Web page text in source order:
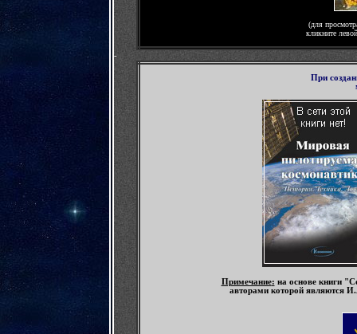
(для
кликните
-
При
Примечание: на основе книги
авторами которой являются